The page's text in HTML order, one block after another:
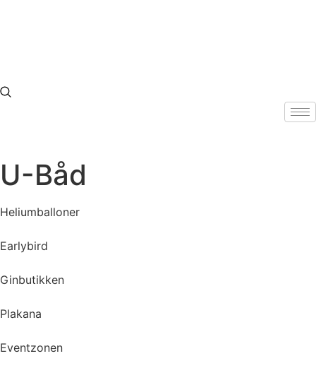
U-Båd
Heliumballoner
Earlybird
Ginbutikken
Plakana
Eventzonen